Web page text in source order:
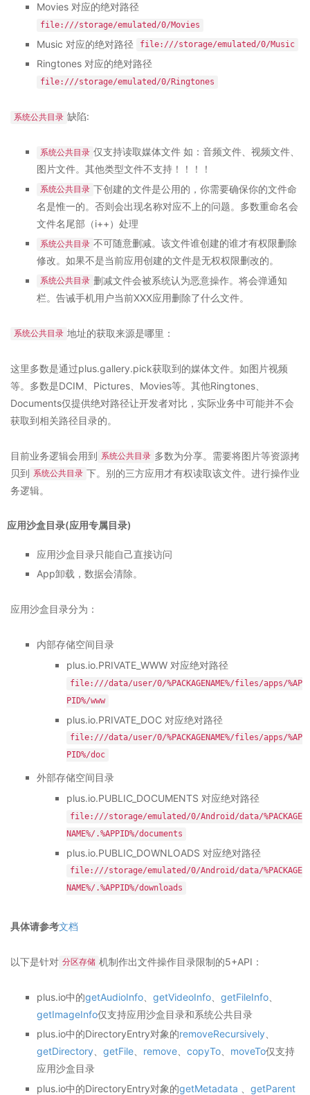
Movies 对应的绝对路径
file:///storage/emulated/0/Movies
Music 对应的绝对路径 file:///storage/emulated/0/Music
Ringtones 对应的绝对路径
file:///storage/emulated/0/Ringtones
系统公共目录 缺陷:
系统公共目录 仅支持读取媒体文件 如：音频文件、视频文件、
图片文件。其他类型文件不支持！！！！
系统公共目录 下创建的文件是公用的，你需要确保你的文件命
名是惟一的。否则会出现名称对应不上的问题。多数重命名会
文件名尾部（i++）处理
系统公共目录 不可随意删减。该文件谁创建的谁才有权限删除
修改。如果不是当前应用创建的文件是无权权限删改的。
系统公共目录 删减文件会被系统认为恶意操作。将会弹通知
栏。告诫手机用户当前XXX应用删除了什么文件。
系统公共目录 地址的获取来源是哪里：
这里多数是通过plus.gallery.pick获取到的媒体文件。如图片视频
等。多数是DCIM、Pictures、Movies等。其他Ringtones、
Documents仅提供绝对路径让开发者对比，实际业务中可能并不会
获取到相关路径目录的。
目前业务逻辑会用到 系统公共目录 多数为分享。需要将图片等资源拷
贝到 系统公共目录 下。别的三方应用才有权读取该文件。进行操作业
务逻辑。
应用沙盒目录(应用专属目录)
应用沙盒目录只能自己直接访问
App卸载，数据会清除。
应用沙盒目录分为：
内部存储空间目录
plus.io.PRIVATE_WWW 对应绝对路径
file:///data/user/0/%PACKAGENAME%/files/apps/%AP
PID%/www
plus.io.PRIVATE_DOC 对应绝对路径
file:///data/user/0/%PACKAGENAME%/files/apps/%AP
PID%/doc
外部存储空间目录
plus.io.PUBLIC_DOCUMENTS 对应绝对路径
file:///storage/emulated/0/Android/data/%PACKAGE
NAME%/.%APPID%/documents
plus.io.PUBLIC_DOWNLOADS 对应绝对路径
file:///storage/emulated/0/Android/data/%PACKAGE
NAME%/.%APPID%/downloads
具体请参考文档
以下是针对 分区存储 机制作出文件操作目录限制的5+API：
plus.io中的getAudioInfo getVideoInfo getFileInfo
getImageInfo仅支持应用沙盒目录和系统公共目录
plus.io中的DirectoryEntry对象的removeRecursively
getDirectory
getFile remove copyTo moveTo仅支持
应用沙盒目录
plus.io中的DirectoryEntry对象的getMetadata getParent